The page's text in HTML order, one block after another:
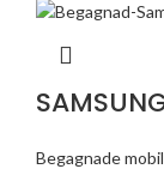
Begagnade